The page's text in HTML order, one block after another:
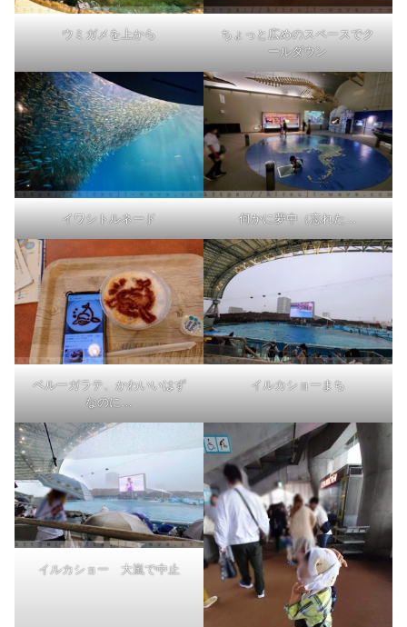
ウミガメを上から
ちょっと広めのスペースでク
ールダウン
イワシトルネード 何かに夢中（忘れた…
ベルーガラテ、かわいいはず
なのに…
イルカショーまち
イルカショー 大嵐で中止